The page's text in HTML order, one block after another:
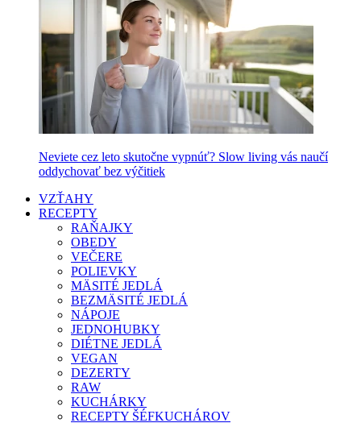
Neviete cez leto skutočne vypnúť? Slow living vás naučí
oddychovať bez výčitiek
VZŤAHY
RECEPTY
RAŇAJKY
OBEDY
VEČERE
POLIEVKY
MÄSITÉ JEDLÁ
BEZMÄSITÉ JEDLÁ
NÁPOJE
JEDNOHUBKY
DIÉTNE JEDLÁ
VEGAN
DEZERTY
RAW
KUCHÁRKY
RECEPTY ŠÉFKUCHÁROV